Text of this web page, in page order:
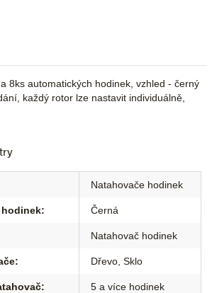
8ks automatických hodinek, vzhled - černý
každý rotor lze nastavit individuálně,
Natahovače hodinek
hodinek: Černá
Natahovač hodinek
: Dřevo, Sklo
: 5 a více hodinek